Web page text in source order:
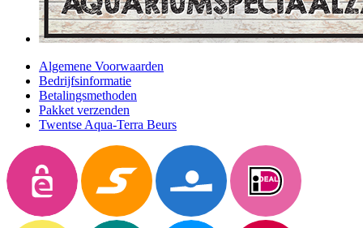
Algemene Voorwaarden
Bedrijfsinformatie
Betalingsmethoden
Pakket verzenden
Twentse Aqua-Terra Beurs